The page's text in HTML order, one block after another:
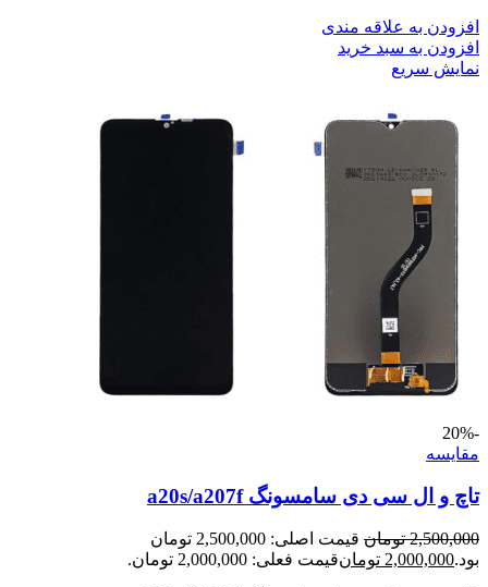
افزودن به علاقه مندی
افزودن به سبد خرید
نمایش سریع
-20%
مقايسه
تاچ و ال سی دی سامسونگ a20s/a207f
2,500,000 تومان
قیمت اصلی: 2,500,000 تومان
بود.2,000,000 تومانقیمت فعلی: 2,000,000 تومان.